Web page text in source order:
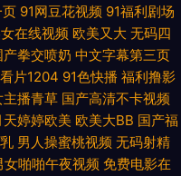
欧美性爱人人操 熟女wwwcn 影
址 91入口免费观看 国产SUV精
人 中文字幕188 91超碰碰碰在
久久精品高清免费视频 成人电影
页 91网豆花视频 91福利剧场
在线视频 欧美又大 无码四
产拳交喷奶 中文字幕第三页
片1204 91色快播 福利撸影
主播青草 国产高清不卡视频
天婷婷欧美 欧美大BB 国产福
男人操蜜桃视频 无码射精
女啪啪午夜视频 免费电影在